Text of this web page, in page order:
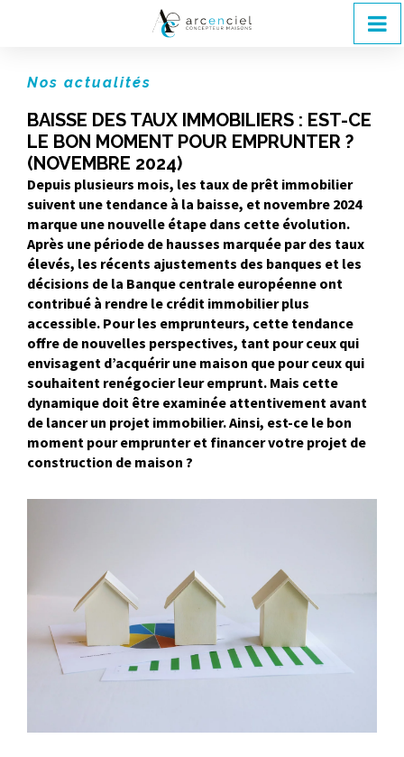
Nos actualités
BAISSE DES TAUX IMMOBILIERS : EST-CE
LE BON MOMENT POUR EMPRUNTER ?
(NOVEMBRE 2024)
Depuis plusieurs mois, les taux de prêt immobilier
suivent une tendance à la baisse, et novembre 2024
marque une nouvelle étape dans cette évolution.
Après une période de hausses marquée par des taux
élevés, les récents ajustements des banques et les
décisions de la Banque centrale européenne ont
contribué à rendre le crédit immobilier plus
accessible. Pour les emprunteurs, cette tendance
offre de nouvelles perspectives, tant pour ceux qui
envisagent d’acquérir une maison que pour ceux qui
souhaitent renégocier leur emprunt. Mais cette
dynamique doit être examinée attentivement avant
de lancer un projet immobilier. Ainsi, est-ce le bon
moment pour emprunter et financer votre projet de
construction de maison ?